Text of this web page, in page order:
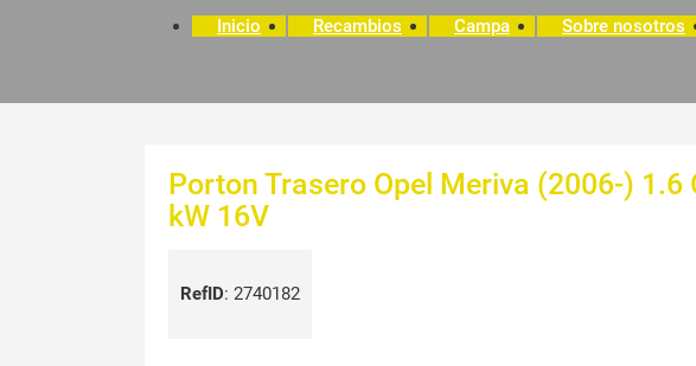
Inicio Recambios Campa Sobre nosotros
Porton Trasero Opel Meriva (2006-) 1.6
kW 16V
RefID: 2740182